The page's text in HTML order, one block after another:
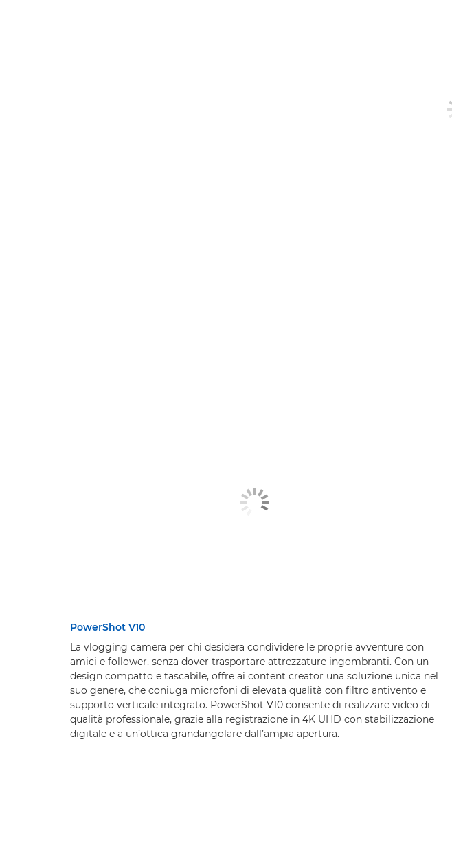
PowerShot V10
La vlogging camera per chi desidera condividere le proprie avventure con
amici e follower, senza dover trasportare attrezzature ingombranti. Con un
design compatto e tascabile, offre ai content creator una soluzione unica nel
suo genere, che coniuga microfoni di elevata qualità con filtro antivento e
supporto verticale integrato. PowerShot V10 consente di realizzare video di
qualità professionale, grazie alla registrazione in 4K UHD con stabilizzazione
digitale e a un’ottica grandangolare dall’ampia apertura.